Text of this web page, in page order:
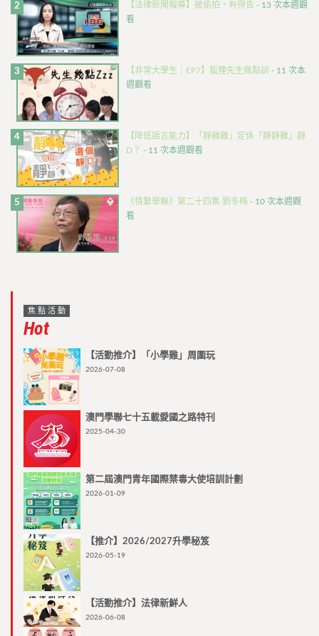
【法律新聞報導】被偷拍・有得告 - 13 次本週觀
看
【非常大學生｜EP7】狐狸先生幾點訓 - 11 次本
週觀看
【降低語言能力】「靜雞雞」定係「靜靜雞」靜
D？ - 11 次本週觀看
《情繫學聯》第二十四集 劉冬梅 - 10 次本週觀
看
焦點活動
Hot
【活動推介】「小學雞」周圍玩
2026-07-08
澳門學聯七十五載愛國之路特刊
2025-04-30
第二屆澳門青年國際禁毒大使培訓計劃
2026-01-09
【推介】2026/2027升學秘笈
2026-05-19
【活動推介】法律新鮮人
2026-06-08